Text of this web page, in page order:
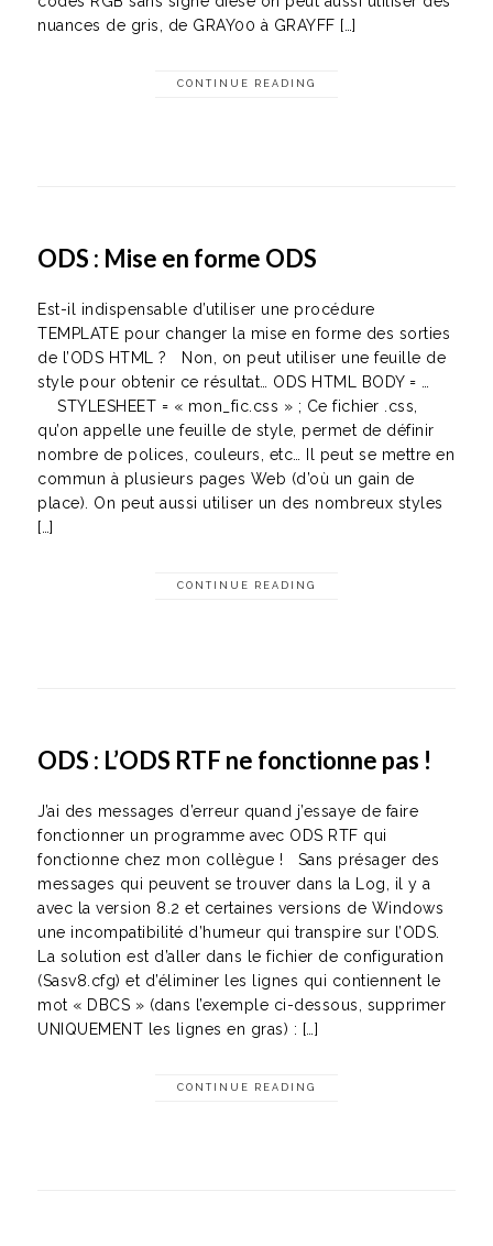
nuances de gris, de GRAY00 à GRAYFF […]
CONTINUE READING
ODS : Mise en forme ODS
Est-il indispensable d’utiliser une procédure
TEMPLATE pour changer la mise en forme des sorties
de l’ODS HTML ? Non, on peut utiliser une feuille de
style pour obtenir ce résultat… ODS HTML BODY = …
STYLESHEET = « mon_fic.css » ; Ce fichier .css,
qu’on appelle une feuille de style, permet de définir
nombre de polices, couleurs, etc… Il peut se mettre en
commun à plusieurs pages Web (d’où un gain de
place). On peut aussi utiliser un des nombreux styles
[…]
CONTINUE READING
ODS : L’ODS RTF ne fonctionne pas !
J’ai des messages d’erreur quand j’essaye de faire
fonctionner un programme avec ODS RTF qui
fonctionne chez mon collègue ! Sans présager des
messages qui peuvent se trouver dans la Log, il y a
avec la version 8.2 et certaines versions de Windows
une incompatibilité d’humeur qui transpire sur l’ODS.
La solution est d’aller dans le fichier de configuration
(Sasv8.cfg) et d’éliminer les lignes qui contiennent le
mot « DBCS » (dans l’exemple ci-dessous, supprimer
UNIQUEMENT les lignes en gras) : […]
CONTINUE READING